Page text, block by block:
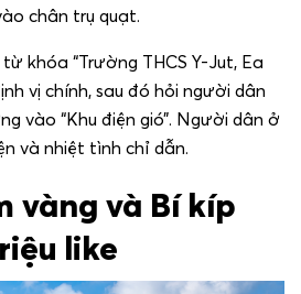
chân trụ quạt.
khóa “Trường THCS Y-Jut, Ea
vị chính, sau đó hỏi người dân
vào “Khu điện gió”. Người dân ở
và nhiệt tình chỉ dẫn.
vàng và Bí kíp
like